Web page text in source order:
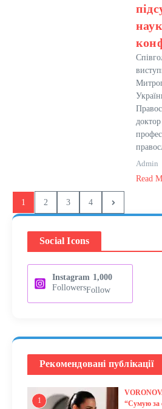
доктор
Admin
Read
1 2 3 4
Social Icons
Instagram 1,000
FollowersFollow
Рекомендовані публікації
1
“Сумую за